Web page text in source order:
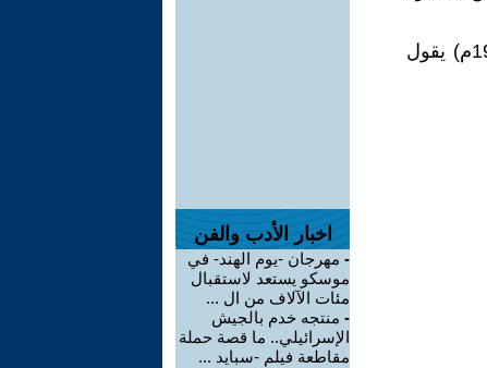
وفي العصر الحديث نجد الشاعر العراقي جميل صدقي الزهاوي (ت1936م) يقول
اخبار الأدب والفن
- مهرجان -يوم الهند- في
موسكو يستعد لاستقبال
مئات الآلاف من ال ...
- منتجه خدم بالجيش
الإسرائيلي.. ما قصة حملة
مقاطعة فيلم -سبايد ...